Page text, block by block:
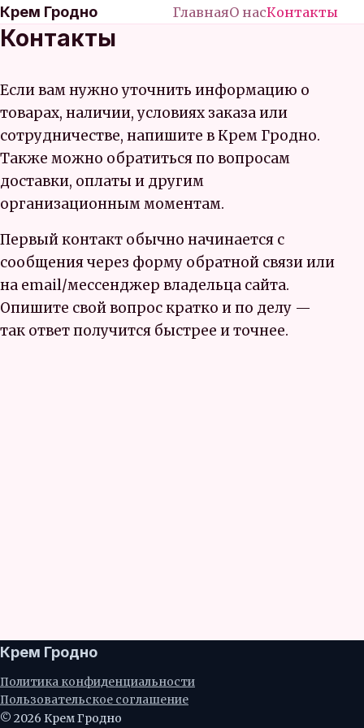
Крем Гродно ГлавнаяО насКонтакты
Контакты
Если вам нужно уточнить информацию о
товарах, наличии, условиях заказа или
сотрудничестве, напишите в Крем Гродно.
Также можно обратиться по вопросам
доставки, оплаты и другим
организационным моментам.
Первый контакт обычно начинается с
сообщения через форму обратной связи или
на email/мессенджер владельца сайта.
Опишите свой вопрос кратко и по делу —
так ответ получится быстрее и точнее.
Крем Гродно
Политика конфиденциальности
Пользовательское соглашение
© 2026 Крем Гродно